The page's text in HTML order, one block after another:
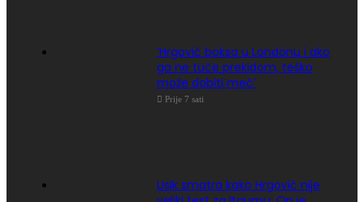
‘Hrgović boksa u Londonu i ako
ga ne tuče prekidom, teško
može dobiti meč’
Prije 7 sati
Usik smatra kako Hrgović nije